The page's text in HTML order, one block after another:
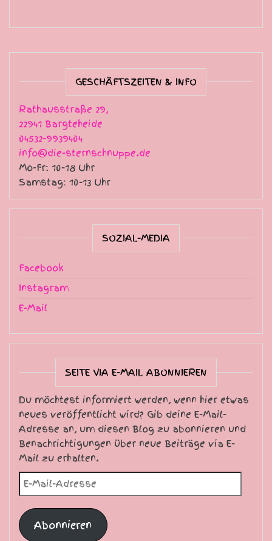
GESCHÄFTSZEITEN & INFO
Rathausstraße 29,
22941 Bargteheide
04532-9939404
info@die-sternschnuppe.de
Mo-Fr: 10-18 Uhr
Samstag: 10-13 Uhr
SOZIAL-MEDIA
Facebook
Instagram
E-Mail
SEITE VIA E-MAIL ABONNIEREN
Du möchtest informiert werden, wenn hier etwas
neues veröffentlicht wird? Gib deine E-Mail-
Adresse an, um diesen Blog zu abonnieren und
Benachrichtigungen über neue Beiträge via E-
Mail zu erhalten.
E-Mail-Adresse
Abonnieren